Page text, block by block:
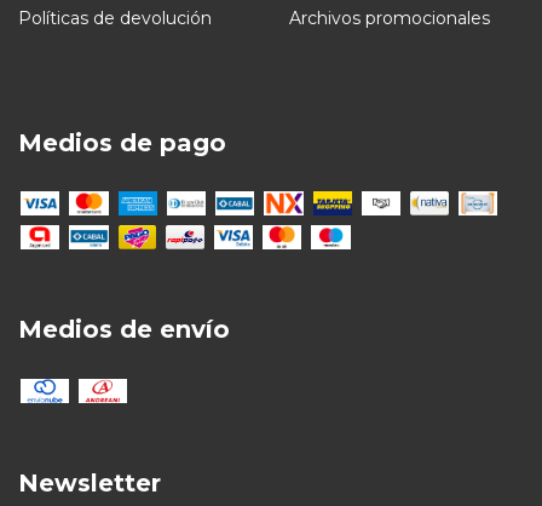
Políticas de devolución Archivos promocionales
Medios de pago
Medios de envío
Newsletter